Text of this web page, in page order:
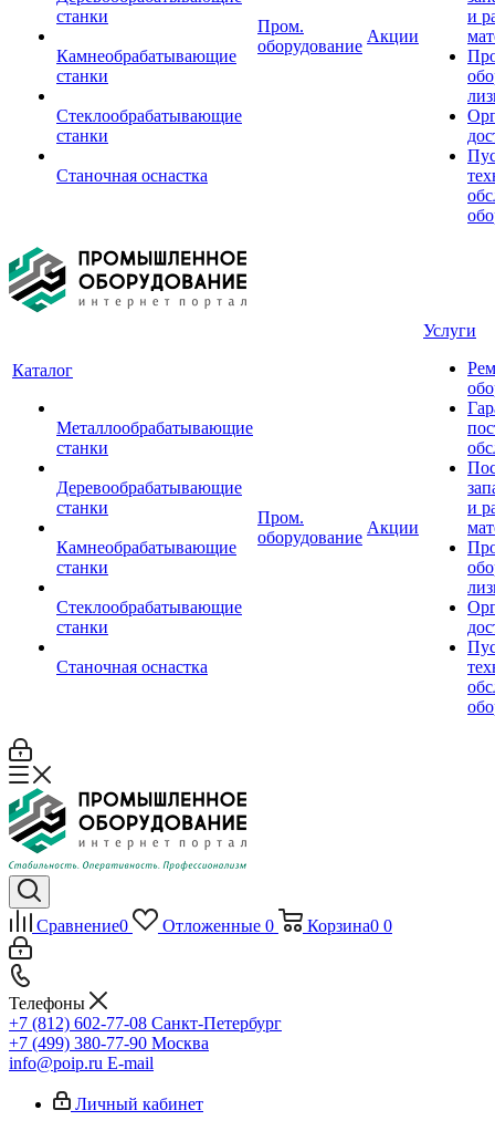
станки
Камнеобрабатывающие
станки
Стеклообрабатывающие
станки
Станочная оснастка
Пром.
оборудование
Акции
и
Каталог
Металлообрабатывающие
станки
Деревообрабатывающие
станки
Камнеобрабатывающие
станки
Стеклообрабатывающие
станки
Станочная оснастка
Пром.
оборудование
Акции
Услуги
и
Сравнение0 Отложенные 0 Корзина0 0
Телефоны
+7 (812) 602-77-08 Санкт-Петербург
+7 (499) 380-77-90 Москва
info@poip.ru E-mail
Личный кабинет